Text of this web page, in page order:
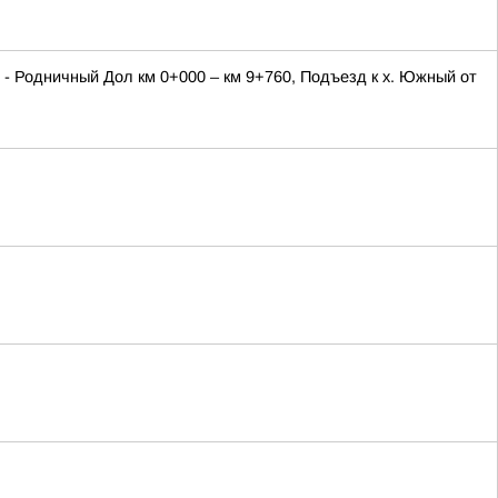
Родничный Дол км 0+000 – км 9+760, Подъезд к х. Южный от